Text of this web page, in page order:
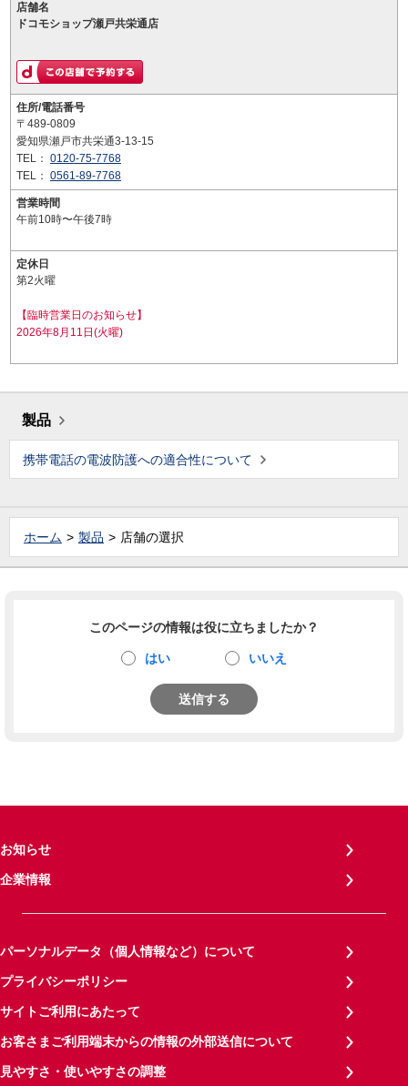
店舗名
ドコモショップ瀬戸共栄通店
住所/電話番号
〒489-0809
愛知県瀬戸市共栄通3-13-15
TEL： 0120-75-7768
TEL： 0561-89-7768
営業時間
午前10時〜午後7時
定休日
第2火曜
【臨時営業日のお知らせ】
2026年8月11日(火曜)
製品
携帯電話の電波防護への適合性について
ホーム 製品 店舗の選択
このページの情報は役に立ちましたか？
はい いいえ
送信する
お知らせ
企業情報
パーソナルデータ（個人情報など）について
プライバシーポリシー
サイトご利用にあたって
お客さまご利用端末からの情報の外部送信について
見やすさ・使いやすさの調整